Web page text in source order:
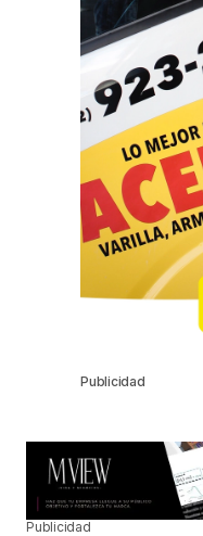
Publicidad
Publicidad